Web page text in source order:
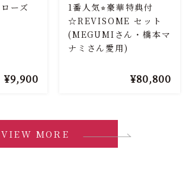
ーズ
¥9,900
1番人気⭐︎豪華特典付
☆REVISOME セット
(MEGUMIさん・橋本マ
ナミさん愛用)
¥80,800
VIEW MORE